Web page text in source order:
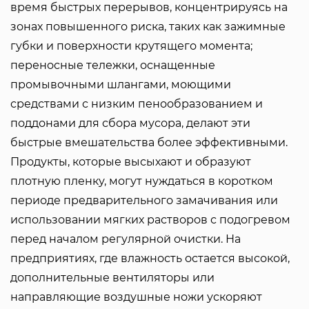
время быстрых перерывов, концентрируясь на
зонах повышенного риска, таких как зажимные
губки и поверхности крутящего момента;
переносные тележки, оснащенные
промывочными шлангами, моющими
средствами с низким пенообразованием и
поддонами для сбора мусора, делают эти
быстрые вмешательства более эффективными.
Продукты, которые высыхают и образуют
плотную пленку, могут нуждаться в коротком
периоде предварительного замачивания или
использовании мягких растворов с подогревом
перед началом регулярной очистки. На
предприятиях, где влажность остается высокой,
дополнительные вентиляторы или
направляющие воздушные ножи ускоряют